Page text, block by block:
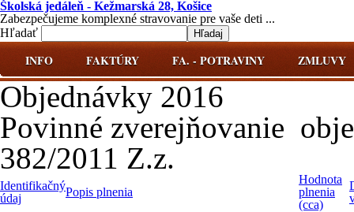
Školská jedáleň - Kežmarská 28, Košice
Zabezpečujeme komplexné stravovanie pre vaše deti ...
Hľadať
INFO FAKTÚRY FA. - POTRAVINY ZMLUVY
Objednávky 2016
Povinné zverejňovanie
382/2011 Z.z.
Identifikačný
údaj
Popis plnenia
Hodnota
plnenia
(cca)